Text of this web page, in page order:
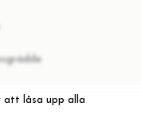
att låsa upp alla